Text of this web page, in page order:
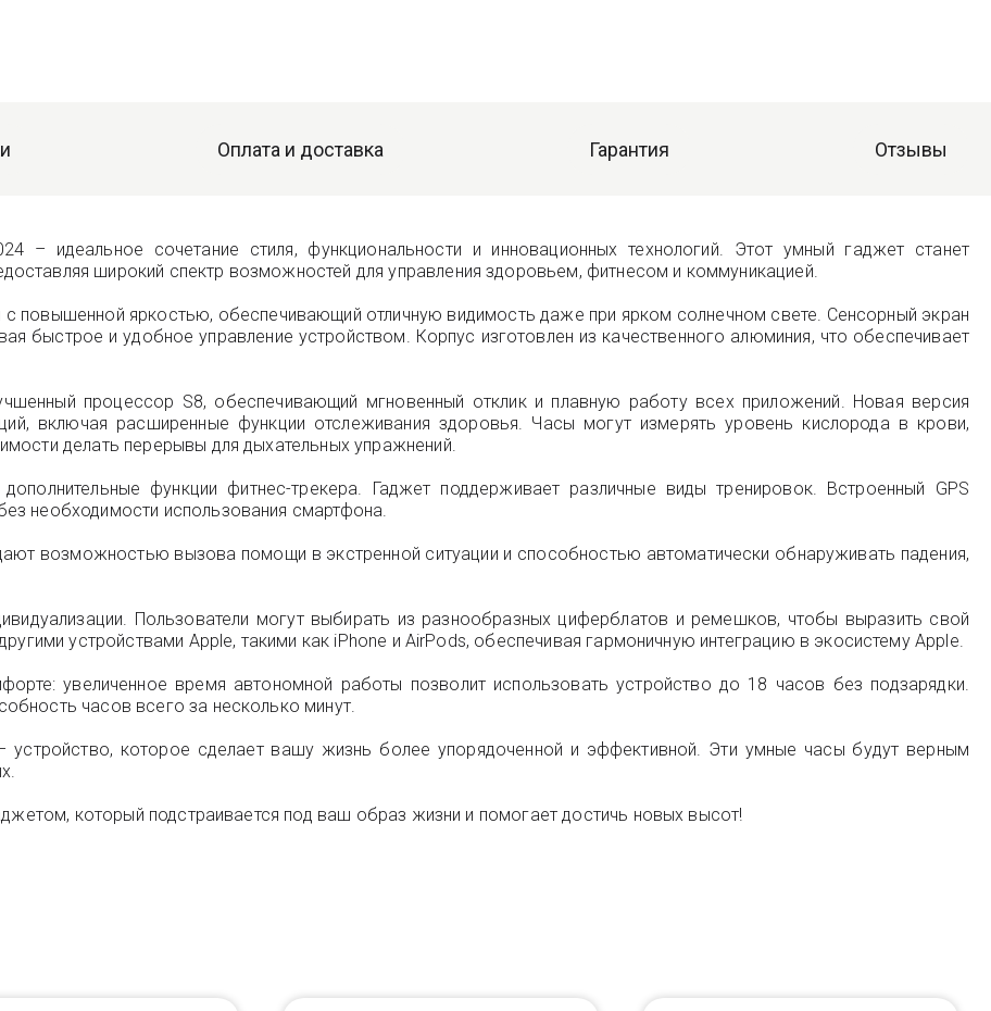
Оплата и доставка Гарантия Отзывы
– идеальное сочетание стиля, функциональности и инновационных технологий. Этот умный гаджет станет
широкий спектр возможностей для управления здоровьем, фитнесом и коммуникацией.
с повышенной яркостью, обеспечивающий отличную видимость даже при ярком солнечном свете. Сенсорный экран
быстрое и удобное управление устройством. Корпус изготовлен из качественного алюминия, что обеспечивает
процессор S8, обеспечивающий мгновенный отклик и плавную работу всех приложений. Новая версия
включая расширенные функции отслеживания здоровья. Часы могут измерять уровень кислорода в крови,
делать перерывы для дыхательных упражнений.
функции фитнес-трекера. Гаджет поддерживает различные виды тренировок. Встроенный GPS
необходимости использования смартфона.
возможностью вызова помощи в экстренной ситуации и способностью автоматически обнаруживать падения,
Пользователи могут выбирать из разнообразных циферблатов и ремешков, чтобы выразить свой
устройствами Apple, такими как iPhone и AirPods, обеспечивая гармоничную интеграцию в экосистему Apple.
увеличенное время автономной работы позволит использовать устройство до 18 часов без подзарядки.
часов всего за несколько минут.
устройство, которое сделает вашу жизнь более упорядоченной и эффективной. Эти умные часы будут верным
который подстраивается под ваш образ жизни и помогает достичь новых высот!